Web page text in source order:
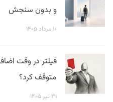
و بدون سنجش
۱۰ مرداد ۱۴۰۵
متوقف کرد؟
۳۱ تیر ۱۴۰۵